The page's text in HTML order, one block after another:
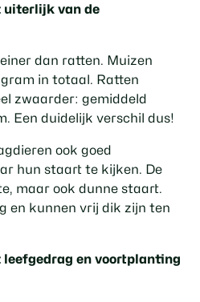
uiterlijk van de
dan ratten. Muizen
in totaal. Ratten
zwaarder: gemiddeld
Een duidelijk verschil dus!
ook goed
hun staart te kijken. De
maar ook dunne staart.
en kunnen vrij dik zijn ten
en voortplanting